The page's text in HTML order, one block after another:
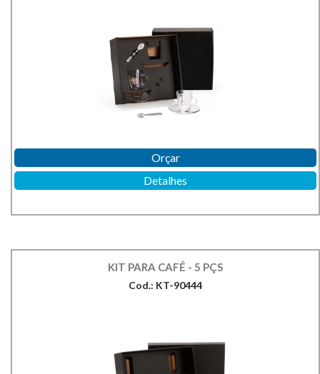
Orçar
Detalhes
KIT PARA CAFÉ - 5 PÇS
Cod.: KT-90444